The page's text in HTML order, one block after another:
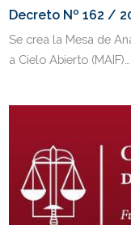
Decreto Nº 162 /
Se crea la Mesa de
a Cielo Abierto (MAIF)…